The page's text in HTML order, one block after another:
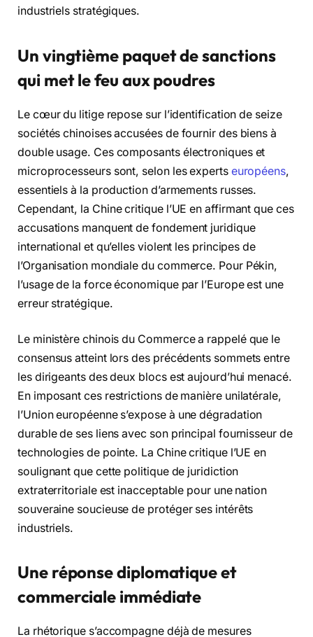
industriels stratégiques.
Un vingtième paquet de sanctions
qui met le feu aux poudres
Le cœur du litige repose sur l’identification de seize
sociétés chinoises accusées de fournir des biens à
double usage. Ces composants électroniques et
microprocesseurs sont, selon les experts européens,
essentiels à la production d’armements russes.
Cependant, la Chine critique l’UE en affirmant que ces
accusations manquent de fondement juridique
international et qu’elles violent les principes de
l’Organisation mondiale du commerce. Pour Pékin,
l’usage de la force économique par l’Europe est une
erreur stratégique.
Le ministère chinois du Commerce a rappelé que le
consensus atteint lors des précédents sommets entre
les dirigeants des deux blocs est aujourd’hui menacé.
En imposant ces restrictions de manière unilatérale,
l’Union européenne s’expose à une dégradation
durable de ses liens avec son principal fournisseur de
technologies de pointe. La Chine critique l’UE en
soulignant que cette politique de juridiction
extraterritoriale est inacceptable pour une nation
souveraine soucieuse de protéger ses intérêts
industriels.
Une réponse diplomatique et
commerciale immédiate
La rhétorique s’accompagne déjà de mesures